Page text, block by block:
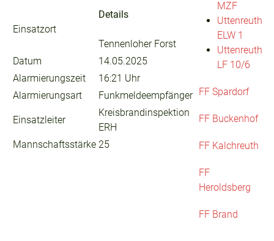
Einsatzort
Details
Tennenloher Forst
Datum
14.05.2025
Alarmierungszeit
16:21 Uhr
Alarmierungsart
Funkmeldeempfänger
Einsatzleiter
Kreisbrandinspektion
ERH
Mannschaftsstärke 25
MZF
Uttenreuth
ELW 1
Uttenreuth
LF 10/6
FF Spardorf
FF Buckenhof
FF Kalchreuth
FF
Heroldsberg
FF Brand